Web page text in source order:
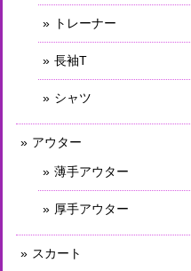
トレーナー
長袖T
シャツ
アウター
薄手アウター
厚手アウター
スカート